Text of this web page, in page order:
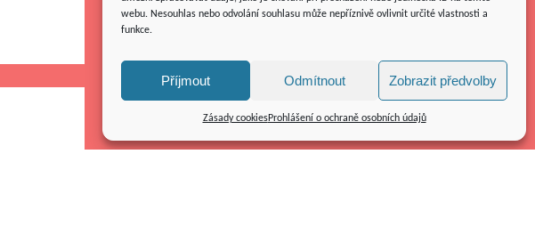
webu. Nesouhlas nebo odvolání souhlasu může nepříznivě ovlivnit určité vlastnosti a
funkce.
Příjmout Odmítnout Zobrazit předvolby
Zásady cookiesProhlášení o ochraně osobních údajů